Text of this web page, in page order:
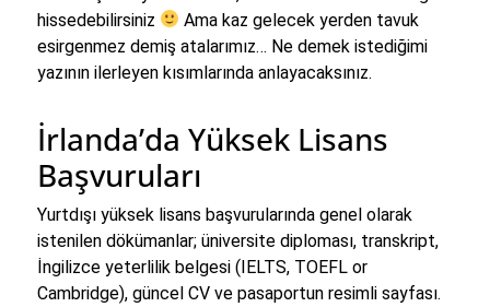
hissedebilirsiniz
Ama kaz gelecek yerden tavuk
esirgenmez demiş atalarımız… Ne demek istediğimi
yazının ilerleyen kısımlarında anlayacaksınız.
İrlanda’da Yüksek Lisans
Başvuruları
Yurtdışı yüksek lisans başvurularında genel olarak
istenilen dökümanlar; üniversite diploması, transkript,
İngilizce yeterlilik belgesi (IELTS, TOEFL or
Cambridge), güncel CV ve pasaportun resimli sayfası.